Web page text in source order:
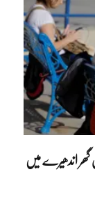
اندھیرے میں